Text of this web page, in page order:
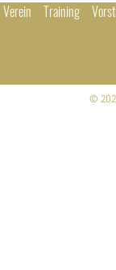
Verein Training
©